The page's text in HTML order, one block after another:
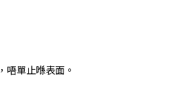
，唔單止喺表面。